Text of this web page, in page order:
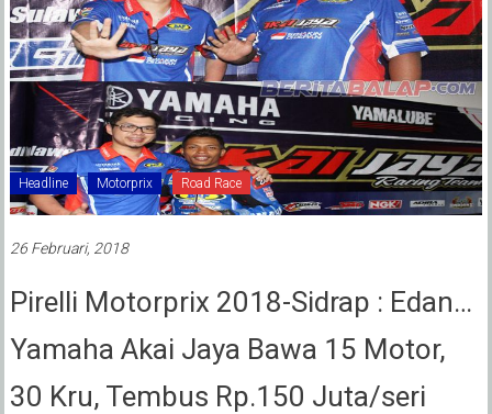
Headline Motorprix Road Race
26 Februari, 2018
Pirelli Motorprix 2018-Sidrap : Edan…
Yamaha Akai Jaya Bawa 15 Motor,
30 Kru, Tembus Rp.150 Juta/seri